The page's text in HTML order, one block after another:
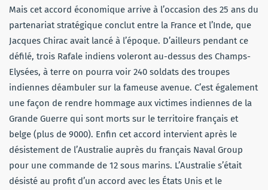
Mais cet accord économique arrive à l’occasion des 25 ans du
partenariat stratégique conclut entre la France et l’Inde, que
Jacques Chirac avait lancé à l’époque. D’ailleurs pendant ce
défilé, trois Rafale indiens voleront au-dessus des Champs-
Elysées, à terre on pourra voir 240 soldats des troupes
indiennes déambuler sur la fameuse avenue. C’est également
une façon de rendre hommage aux victimes indiennes de la
Grande Guerre qui sont morts sur le territoire français et
belge (plus de 9000). Enfin cet accord intervient après le
désistement de l’Australie auprès du français Naval Group
pour une commande de 12 sous marins. L’Australie s’était
désisté au profit d’un accord avec les États Unis et le